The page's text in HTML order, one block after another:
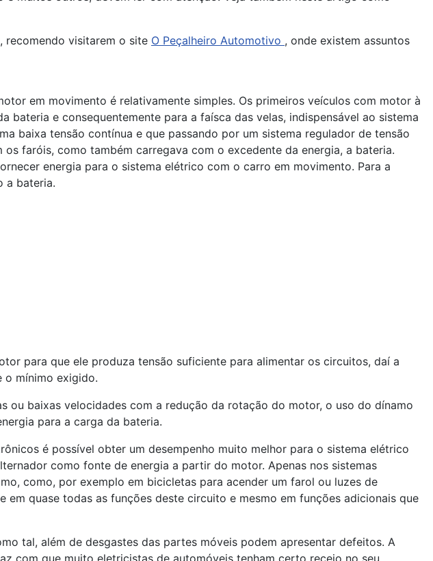
recomendo visitarem o site O Peçalheiro Automotivo , onde existem assuntos
em movimento é relativamente simples. Os primeiros veículos com motor à
e consequentemente para a faísca das velas, indispensável ao sistema
baixa tensão contínua e que passando por um sistema regulador de tensão
faróis, como também carregava com o excedente da energia, a bateria.
energia para o sistema elétrico com o carro em movimento. Para a
a bateria.
para que ele produza tensão suficiente para alimentar os circuitos, daí a
o mínimo exigido.
ou baixas velocidades com a redução da rotação do motor, o uso do dínamo
para a carga da bateria.
é possível obter um desempenho muito melhor para o sistema elétrico
como fonte de energia a partir do motor. Apenas nos sistemas
como, por exemplo em bicicletas para acender um farol ou luzes de
quase todas as funções deste circuito e mesmo em funções adicionais que
tal, além de desgastes das partes móveis podem apresentar defeitos. A
com que muito eletricistas de automóveis tenham certo receio no seu